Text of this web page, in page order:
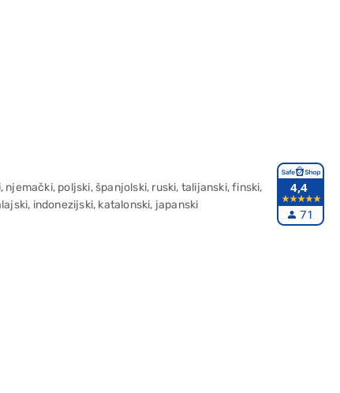
poljski, španjolski, ruski, talijanski, finski,
indonezijski, katalonski, japanski
4,4
71